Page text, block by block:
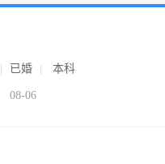
已婚 本科
08-06